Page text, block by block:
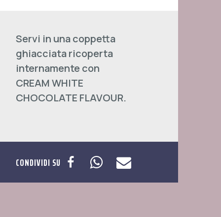
Servi in una coppetta
ghiacciata ricoperta
internamente con
CREAM WHITE
CHOCOLATE FLAVOUR.
CONDIVIDI SU